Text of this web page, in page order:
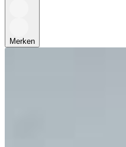
Merken